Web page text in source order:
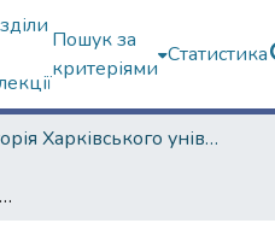
Пошук за
критеріями
Статистика
Історія Харківського університету
Протоколы заседаний Совета Императорского Харьковского университета и приложения к ним. 1869 года. № 9